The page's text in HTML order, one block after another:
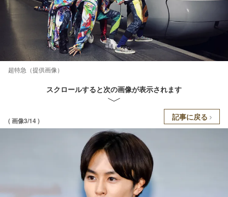
超特急（提供画像）
スクロールすると次の画像が表示されます
( 画像3/14 ) 記事に戻る